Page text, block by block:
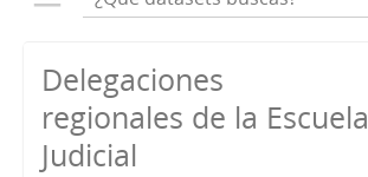
Delegaciones
regionales de la Escuela
Judicial